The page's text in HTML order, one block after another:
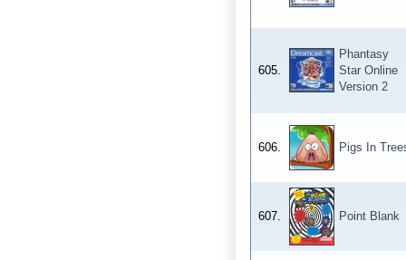
605.
Phantasy
Star Online
Version 2
606. Pigs In
607. Point Blank